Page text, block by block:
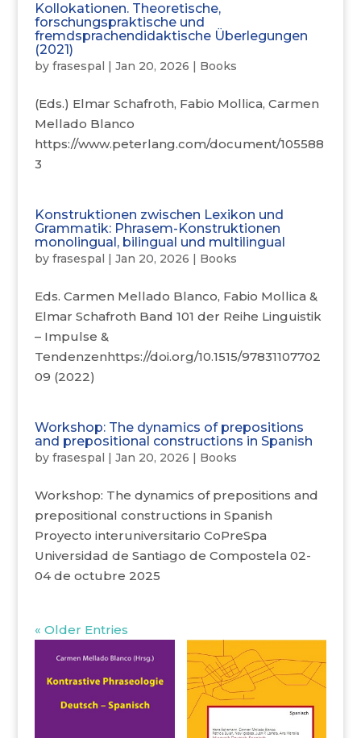
Kollokationen. Theoretische,
forschungspraktische und
fremdsprachendidaktische Überlegungen
(2021)
by frasespal | Jan 20, 2026 | Books
(Eds.) Elmar Schafroth, Fabio Mollica, Carmen
Mellado Blanco
https://www.peterlang.com/document/105588
3
Konstruktionen zwischen Lexikon und
Grammatik: Phrasem-Konstruktionen
monolingual, bilingual und multilingual
by frasespal | Jan 20, 2026 | Books
Eds. Carmen Mellado Blanco, Fabio Mollica &
Elmar Schafroth Band 101 der Reihe Linguistik
– Impulse &
Tendenzenhttps://doi.org/10.1515/97831107702
09 (2022)
Workshop: The dynamics of prepositions
and prepositional constructions in Spanish
by frasespal | Jan 20, 2026 | Books
Workshop: The dynamics of prepositions and
prepositional constructions in Spanish
Proyecto interuniversitario CoPreSpa
Universidad de Santiago de Compostela 02-
04 de octubre 2025
« Older Entries